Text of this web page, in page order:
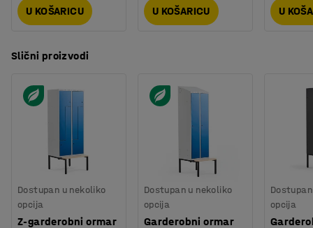
U KOŠARICU U KOŠARICU U
Slični proizvodi
Dostupan u nekoliko
opcija
Z-garderobni ormar
Dostupan u nekoliko
opcija
Garderobni ormar
opcija